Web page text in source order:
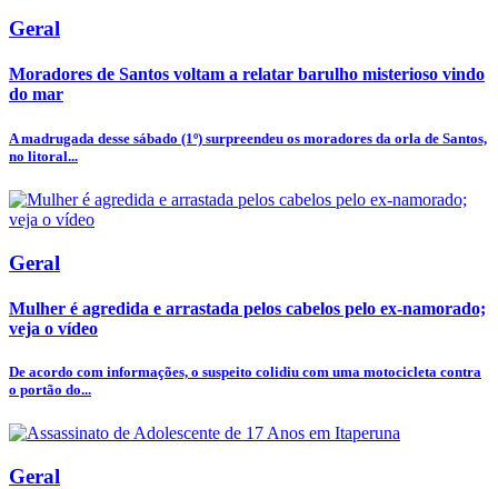
Geral
Moradores de Santos voltam a relatar barulho misterioso vindo
do mar
A madrugada desse sábado (1º) surpreendeu os moradores da orla de Santos,
no litoral...
Geral
Mulher é agredida e arrastada pelos cabelos pelo ex-namorado;
veja o vídeo
De acordo com informações, o suspeito colidiu com uma motocicleta contra
o portão do...
Geral